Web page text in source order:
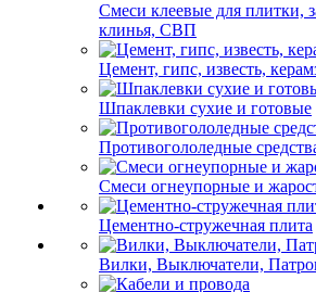
Смеси клеевые для плитки,
клинья, СВП
Цемент, гипс, известь,
Шпаклевки сухие и готовые
Противогололедные
Смеси огнеупорные и
Цементно-стружечная плита
Вилки, Выключатели,